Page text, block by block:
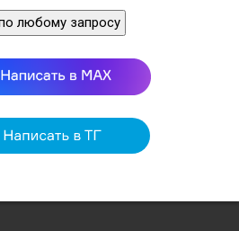
любому запросу